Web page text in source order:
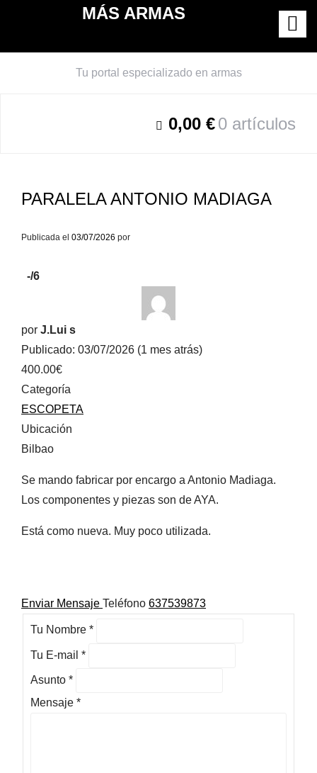
MÁS ARMAS
Tu portal especializado en armas
0,00 €0 artículos
PARALELA ANTONIO MADIAGA
Publicada el 03/07/2026 por
-/6
por J.Lui s
Publicado: 03/07/2026 (1 mes atrás)
400.00€
Categoría
ESCOPETA
Ubicación
Bilbao
Se mando fabricar por encargo a Antonio Madiaga.
Los componentes y piezas son de AYA.
Está como nueva. Muy poco utilizada.
Enviar Mensaje Teléfono 637539873
Tu Nombre *
Tu E-mail *
Asunto *
Mensaje *